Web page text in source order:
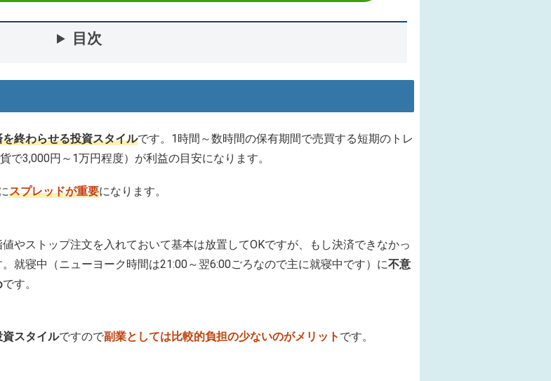
目次
終わらせる投資スタイルです。1時間～数時間の保有期間で売買する短期のトレ
3,000円～1万円程度）が利益の目安になります。
スプレッドが重要になります。
やストップ注文を入れておいて基本は放置してOKですが、もし決済できなかっ
就寝中（ニューヨーク時間は21:00～翌6:00ごろなので主に就寝中です）に不意
です。
スタイルですので副業としては比較的負担の少ないのがメリット です。